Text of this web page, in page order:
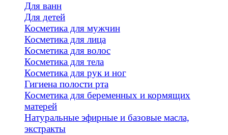
Для ванн
Для детей
Косметика для мужчин
Косметика для лица
Косметика для волос
Косметика для тела
Косметика для рук и ног
Гигиена полости рта
Косметика для беременных и кормящих
матерей
Натуральные эфирные и базовые масла,
экстракты